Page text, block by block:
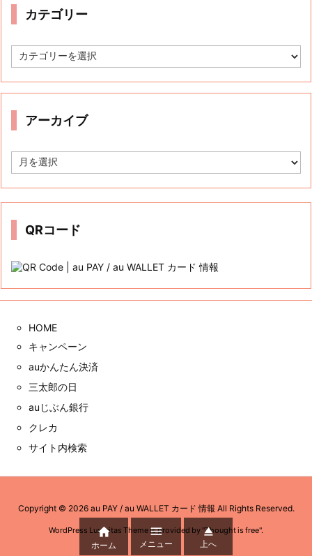
ゴ
リ
ー
アーカイブ
ー
カ
ブ
QRコード
HOME
キャンペーン
auかんたん決済

ホーム

メニュー

上へ